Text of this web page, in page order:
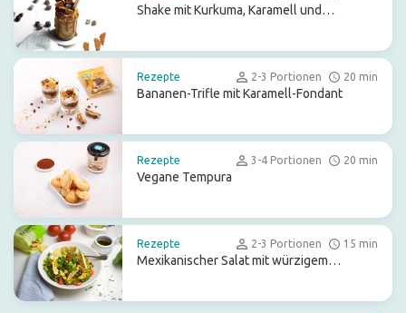
Shake mit Kurkuma, Karamell und
Rezepte 2-3 Portionen 20 min
Bananen-Trifle mit Karamell-Fondant
Rezepte 3-4 Portionen 20 min
Vegane Tempura
Rezepte 2-3 Portionen 15 min
Mexikanischer Salat mit würzigem